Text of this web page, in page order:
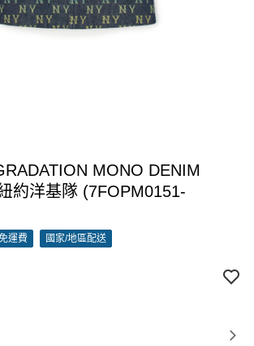
MONO DENIM
約洋基隊 (7FOPM0151-
運費 國家/地區配送